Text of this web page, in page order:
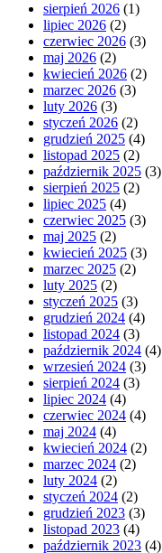
sierpień 2026 (1)
lipiec 2026 (2)
czerwiec 2026 (3)
maj 2026 (2)
kwiecień 2026 (2)
marzec 2026 (3)
luty 2026 (3)
styczeń 2026 (2)
grudzień 2025 (4)
listopad 2025 (2)
październik 2025 (3)
sierpień 2025 (2)
lipiec 2025 (4)
czerwiec 2025 (3)
maj 2025 (2)
kwiecień 2025 (3)
marzec 2025 (2)
luty 2025 (2)
styczeń 2025 (3)
grudzień 2024 (4)
listopad 2024 (3)
październik 2024 (4)
wrzesień 2024 (3)
sierpień 2024 (3)
lipiec 2024 (4)
czerwiec 2024 (4)
maj 2024 (4)
kwiecień 2024 (2)
marzec 2024 (2)
luty 2024 (2)
styczeń 2024 (2)
grudzień 2023 (3)
listopad 2023 (4)
październik 2023 (4)